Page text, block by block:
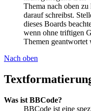
Thema nach oben
darauf schreibst.
dieses Boards
wenn ohne triftigen
Themen geantwortet
Nach oben
Was ist BBCode?
BBCode ist eine